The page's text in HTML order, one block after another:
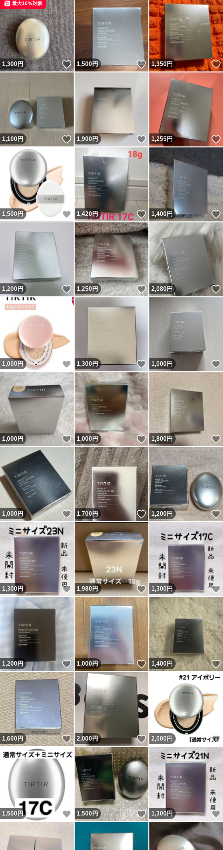
1,300円 いいね！
最大10%対象
1,500円 いいね！
1,350円
1,100円 いいね！
1,900円 いいね！
1,255円
1,500円 いいね！
1,420円 いいね！
1,400円
1,200円 いいね！
1,250円 いいね！
2,080円
1,000 円 いいね！
1,300円 いいね！
1,000円
1,000円 いいね！
1,000円 いいね！
1,800円
1,000円 いいね！
1,700円 いいね！
1,200円
1,300円 いいね！
1,980円 いいね！
1,300 円
1,200円 いいね！
1,000円 いいね！
1,400円
1,600円 いいね！
2,000円 いいね！
2,000 円
1,500 円 いいね！
1,500円 いいね！
1,300円